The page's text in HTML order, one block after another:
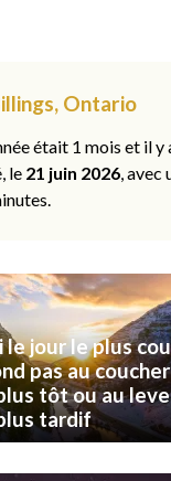
Ontario
était 1 mois et il y
le 21 juin 2026, avec
le jour le plus
pas au
tôt ou au
tardif